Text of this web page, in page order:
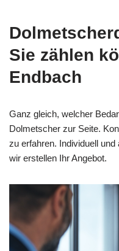
Sie zählen
Endbach
Ganz gleich, welcher
Dolmetscher zur Seite.
zu erfahren. Individuell
wir erstellen Ihr Angebot.